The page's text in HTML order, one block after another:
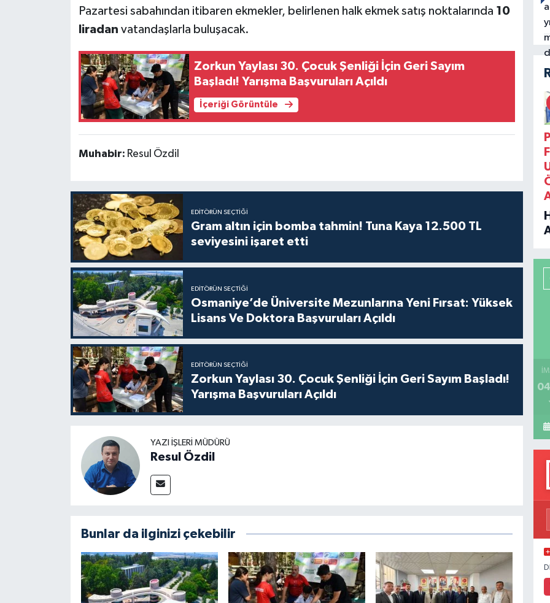
Pazartesi sabahından itibaren ekmekler, belirlenen halk ekmek satış noktalarında 10
liradan vatandaşlarla buluşacak.
Zorkun Yaylası 30. Çocuk Şenliği İçin Geri Sayım
Başladı! Yarışma Başvuruları Açıldı
İçeriği Görüntüle
Muhabir: Resul Özdil
EDITÖRÜN SEÇTIĞI
Gram altın için bomba tahmin! Tuna Kaya 12.500 TL
seviyesini işaret etti
EDITÖRÜN SEÇTIĞI
Osmaniye’de Üniversite Mezunlarına Yeni Fırsat: Yüksek
Lisans Ve Doktora Başvuruları Açıldı
EDITÖRÜN SEÇTIĞI
Zorkun Yaylası 30. Çocuk Şenliği İçin Geri Sayım Başladı!
Yarışma Başvuruları Açıldı
YAZI İŞLERI MÜDÜRÜ
Resul Özdil
Bunlar da ilginizi çekebilir